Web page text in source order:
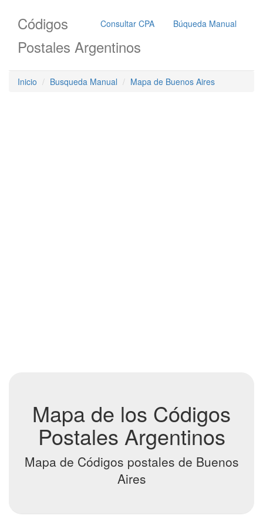
Consultar CPA Búqueda Manual
Códigos
Postales Argentinos
Inicio Busqueda Manual Mapa de Buenos Aires
Mapa de los Códigos
Postales Argentinos
Mapa de Códigos postales de Buenos
Aires